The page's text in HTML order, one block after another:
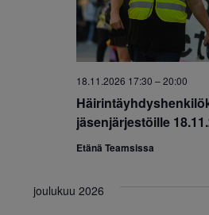
jäsenjärjestöille
18.11.2026 17:30 –20:00
Etänä Teamsissa
joulukuu 2026